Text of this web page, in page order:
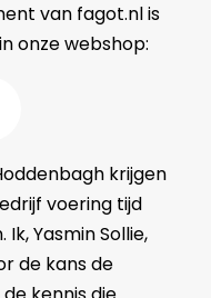
van fagot.nl is
onze webshop:
krijgen
voering tijd
Yasmin Sollie,
de kans de